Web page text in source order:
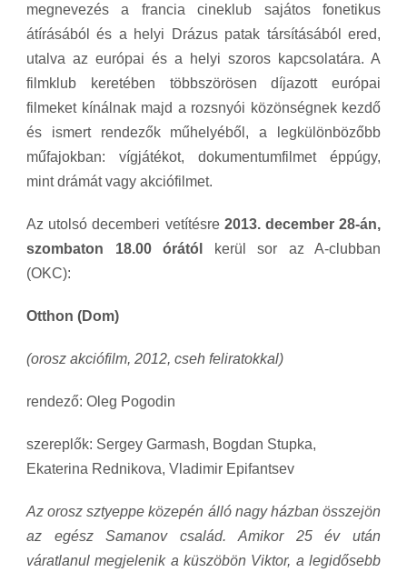
megnevezés a francia cineklub sajátos fonetikus
átírásából és a helyi Drázus patak társításából ered,
utalva az európai és a helyi szoros kapcsolatára. A
filmklub keretében többszörösen díjazott európai
filmeket kínálnak majd a rozsnyói közönségnek kezdő
és ismert rendezők műhelyéből, a legkülönbözőbb
műfajokban: vígjátékot, dokumentumfilmet éppúgy,
mint drámát vagy akciófilmet.
Az utolsó decemberi vetítésre 2013. december 28-án,
szombaton 18.00 órától
kerül sor az A-clubban
(OKC):
Otthon (Dom)
(orosz akciófilm, 2012, cseh feliratokkal)
rendező: Oleg Pogodin
szereplők: Sergey Garmash, Bogdan Stupka,
Ekaterina Rednikova, Vladimir Epifantsev
Az orosz sztyeppe közepén álló nagy házban összejön
az egész Samanov család. Amikor 25 év után
váratlanul megjelenik a küszöbön Viktor, a legidősebb